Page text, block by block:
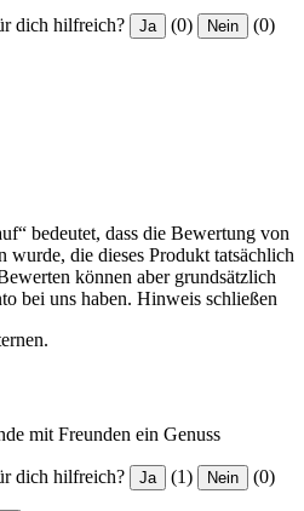
dich hilfreich? Ja (0) Nein (0)
bedeutet, dass die Bewertung von
wurde, die dieses Produkt tatsächlich
können aber grundsätzlich
bei uns haben. Hinweis schließen
mit Freunden ein Genuss
dich hilfreich? Ja (1) Nein (0)